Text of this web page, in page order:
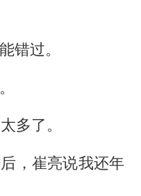
错过。
多了。
，崔亮说我还年